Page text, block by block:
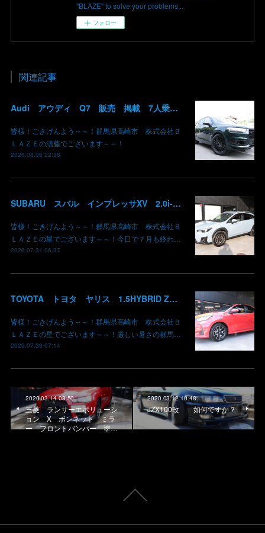
"BLAZE" to solve your problems...
フォロー
関連記事
Audi アウディ Q7 販売 掲載 7人乗り リアモニター サンルーフ 車検整備2年付き 群馬 高崎
皆様！ごきげんよう～～！群馬県高崎市 株式会社Ｂ
ＬＡＺＥの須藤でございます～～！
2026.08.06 22:58
SUBARU スバル インプレッサXV 2.0i-L EyeSight AWD 御納車 GT7 群馬県高崎市 株式会社BLAZE
皆様！ごきげんよう～～！群馬県高崎市 株式会社Ｂ
ＬＡＺＥの星でございます～～！今日で７月も終わ…
2026.07.31 06:37
TOYOTA トヨタ ヤリス 1.5HYBRID Z 御納車 MXPH10 コーラルクリスタルシャイン 3U7 群馬県高崎市 株式会社BLAZE
皆様！ごきげんよう～～！群馬県高崎市 株式会社Ｂ
ＬＡＺＥの星でございます～～！厳しい暑さの群馬…
2026.07.30 07:14
2020.03.14 08:50
三菱 ランサーエボリューシ
ョン X ボンネット ミラ
ー フロントバンパー 塗…
2020.03.12 10:48
JZX100改 如何ですか？